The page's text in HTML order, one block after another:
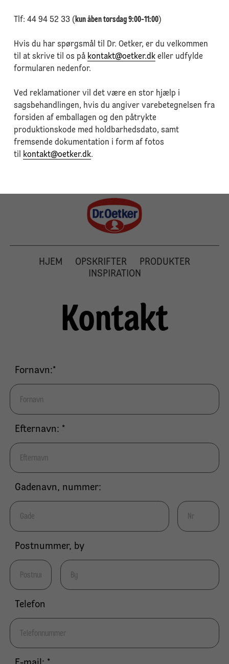
⁠Tlf: 44 94 52 33 ( kun åben torsdag 9:00-11:00)
⁠Hvis du har spørgsmål til Dr. Oetker, er du velkommen
til at skrive til os på kontakt@oetker.dkeller udfylde
formularen nedenfor.
⁠Ved reklamationer vil det være en stor hjælp i
sagsbehandlingen, hvis du angiver varebetegnelsen fra
forsiden af emballagen og den påtrykte
produktionskode med holdbarhedsdato, samt
fremsende dokumentation i form af fotos
til
kontakt@oetker.dk.